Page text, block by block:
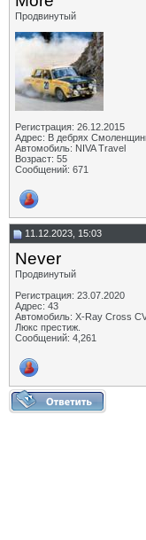
Продвинутый
Регистрация: 26.12.2015
Адрес: В дебрях
Автомобиль: NIVA Travel
Возраст: 55
Сообщений: 671
11.12.2023, 15:03
Never
Продвинутый
Регистрация: 23.07.2020
Адрес: 43
Автомобиль: X-Ray Cross
Люкс престиж.
Сообщений: 4,261